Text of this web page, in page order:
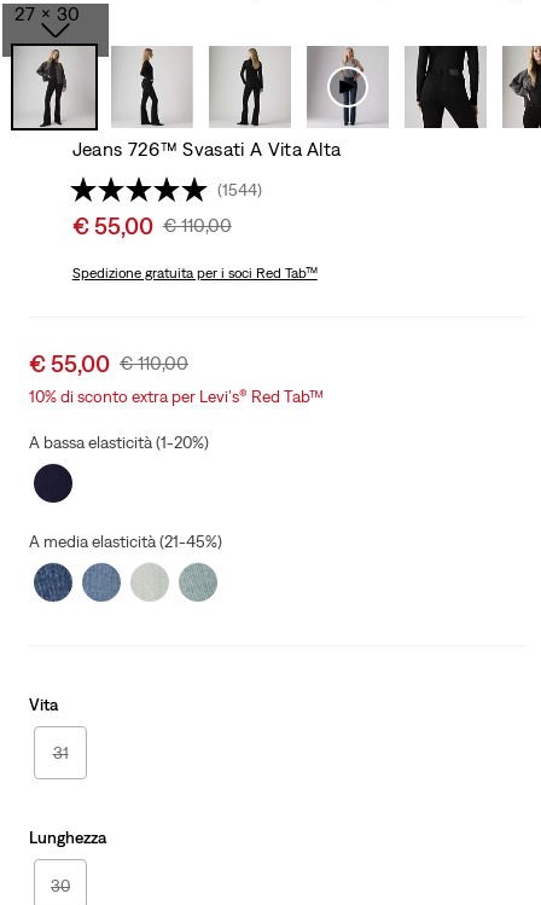
27 x 30
Jeans 726™ Svasati A Vita Alta
(1544)
Sale
is
€ 55,00 Original
Was
€ 110,00
Spedizione gratuitaper i soci Red Tab™
Sale
price
€ 55,00 Original
Price
€ 110,00
10% di sconto extra per Levi's® Red Tab™
A bassa elasticità (1-20%)
A media elasticità (21-45%)
Vita
31
Lunghezza
30